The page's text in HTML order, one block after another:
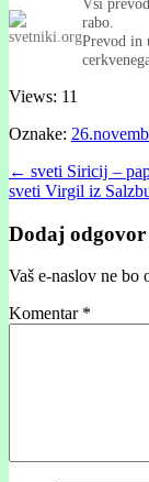
rabo.
Prevod in
Views: 11
Oznake:
Post
navigation
← sveti Siricĳ –
sveti Virgil iz
Dodaj odgovor
Vaš e-naslov ne bo
Komentar *